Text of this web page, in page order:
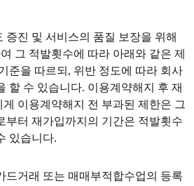
증진 및 서비스의 품질 보장을 위해
그 적발횟수에 따라 아래와 같은 제
준을 따르되, 위반 정도에 따라 회사
할 수 있습니다. 이용계약해지 후 재
이용계약해지 전 부과된 제한은 그
부터 재가입까지의 기간은 적발횟수
있습니다.
드거래 또는 매매부적합수업의 등록